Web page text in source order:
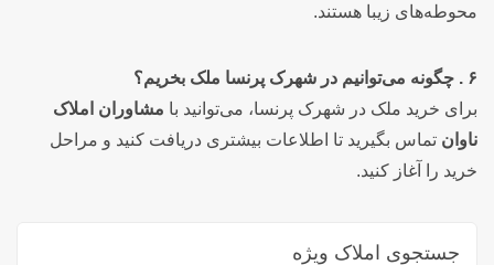
جستجوی املاک ویژه
محوطه‌های زیبا هستند.
۶ . چگونه می‌توانیم در شهرک پرنسا ملک بخریم؟
برای خرید ملک در شهرک پرنسا، می‌توانید با مشاوران املاک
ناوان تماس بگیرید تا اطلاعات بیشتری دریافت کنید و مراحل
خرید را آغاز کنید.